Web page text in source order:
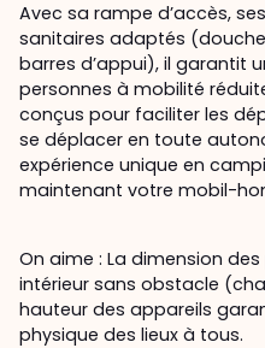
Avec sa rampe d’accès,
sanitaires adaptés (douche
barres d’appui), il garantit
personnes à mobilité
conçus pour faciliter les
se déplacer en toute
expérience unique en
maintenant votre mobil-
On aime : La dimension
intérieur sans obstacle
hauteur des appareils
physique des lieux à tous.